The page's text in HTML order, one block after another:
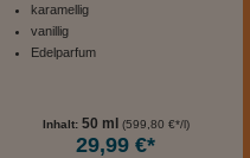
karamellig
vanillig
Edelparfum
Inhalt: 50 ml (599,80 €*/l)
29,99 €*